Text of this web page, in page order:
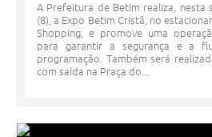
A Prefeitura de Betim realiza, nesta
(8), a Expo Betim Cristã, no
Shopping, e promove uma
para garantir a segurança e a
programação. Também será
com saída na Praça do...